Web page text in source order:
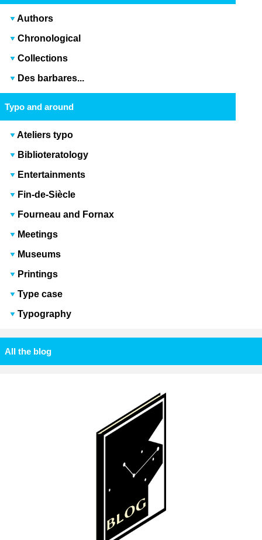
Authors
Chronological
Collections
Des barbares...
Typo and around
Ateliers typo
Biblioteratology
Entertainments
Fin-de-Siècle
Fourneau and Fornax
Meetings
Museums
Printings
Type case
Typography
All the blog